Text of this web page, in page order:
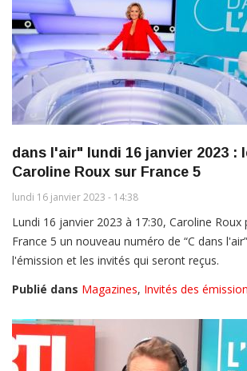
dans l'air" lundi 16 janvier 2023 :
Caroline Roux sur France 5
lundi 16 janvier 2023 - 14:38
Lundi 16 janvier 2023 à 17:30, Caroline Roux
France 5 un nouveau numéro de “C dans
l'émission et les invités qui seront reçus.
Publié dans Magazines, Invités des